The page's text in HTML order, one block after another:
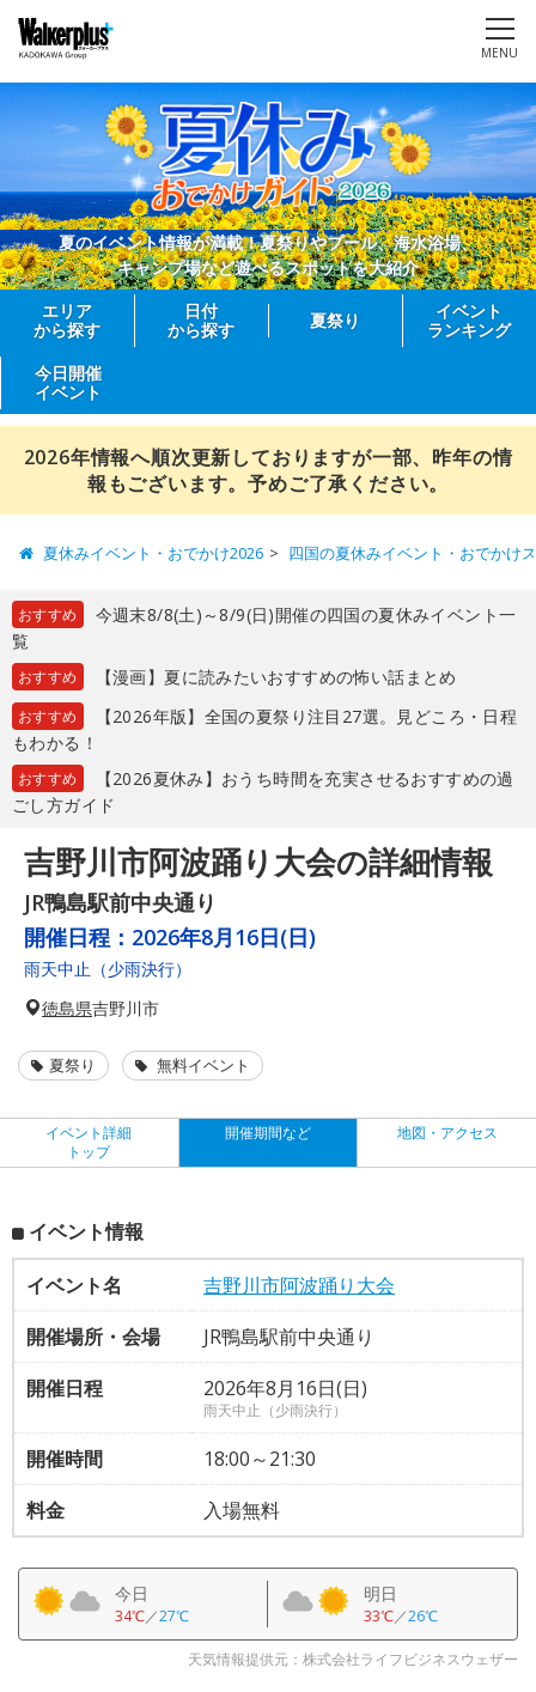
MENU
夏のイベント情報が満載！夏祭りやプール、海水浴場、
キャンプ場など遊べるスポットを大紹介
エリア
から探す
日付
から探す
夏祭り
イベント
ランキング
今日開催
イベント
2026年情報へ順次更新しておりますが一部、昨年の情
報もございます。予めご了承ください。
夏休みイベント・おでかけ2026 四国の夏休みイベント・おでかけ
おすすめ
今週末8/8(土)～8/9(日)開催の四国の夏休みイベント一
覧
おすすめ 【漫画】夏に読みたいおすすめの怖い話まとめ
おすすめ
【2026年版】全国の夏祭り注目27選。見どころ・日程
もわかる！
おすすめ
【2026夏休み】おうち時間を充実させるおすすめの過
ごし方ガイド
吉野川市阿波踊り大会の詳細情報
JR鴨島駅前中央通り
開催日程： 2026年8月16日(日)
雨天中止（少雨決行）
徳島県吉野川市
夏祭り 無料イベント
イベント詳細
トップ
開催期間など 地図・アクセス
イベント情報
イベント名
吉野川市阿波踊り大会
開催場所・会場
JR鴨島駅前中央通り
開催日程
2026年8月16日(日)
雨天中止（少雨決行）
開催時間
18:00～21:30
料金
入場無料
今日
34℃／27℃
明日
33℃／26℃
天気情報提供元：株式会社ライフビジネスウェザー